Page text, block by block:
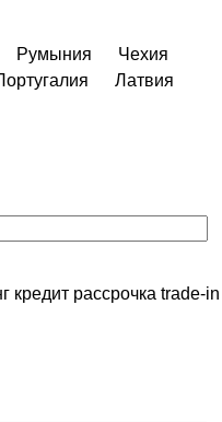
Румыния
Чехия
Латвия
кредит рассрочка trade-in